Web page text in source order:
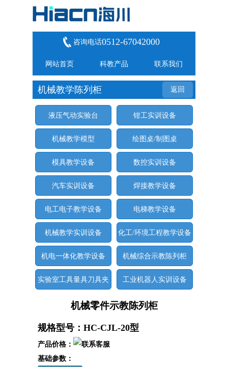
咨询电话0512-67042000
网站首页 科教产品 联系我们
返回
机械教学陈列柜
液压气动实验台 钳工实训设备
机械教学模型 绘图桌/制图桌
模具教学设备 数控实训设备
汽车实训设备 焊接教学设备
电工电子教学设备 电梯教学设备
机械教学实训设备 化工/环境工程教学设备
机电一体化教学设备 机械综合示教陈列柜
实验室工具量具刀具夹
具
工业机器人实训设备
机械零件示教陈列柜
规格型号：HC-CJL-20型
产品价格：
基础参数：